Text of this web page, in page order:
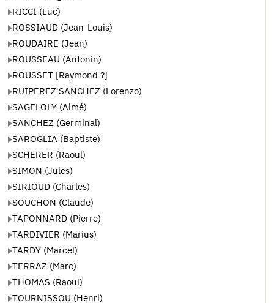
RICCI (Luc)
ROSSIAUD (Jean-Louis)
ROUDAIRE (Jean)
ROUSSEAU (Antonin)
ROUSSET [Raymond ?]
RUIPEREZ SANCHEZ (Lorenzo)
SAGELOLY (Aimé)
SANCHEZ (Germinal)
SAROGLIA (Baptiste)
SCHERER (Raoul)
SIMON (Jules)
SIRIOUD (Charles)
SOUCHON (Claude)
TAPONNARD (Pierre)
TARDIVIER (Marius)
TARDY (Marcel)
TERRAZ (Marc)
THOMAS (Raoul)
TOURNISSOU (Henri)